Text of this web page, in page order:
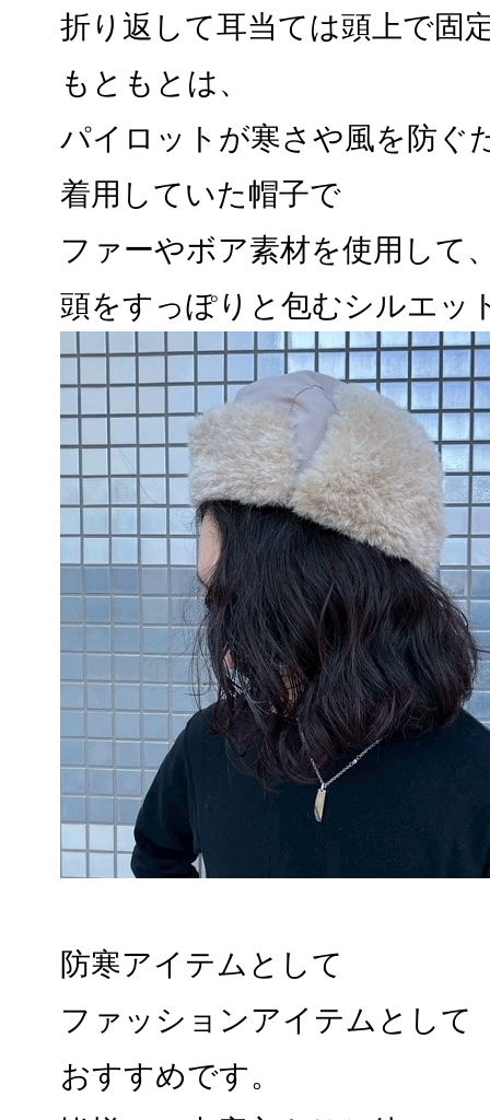
折り返して耳当ては頭上で固
もともとは、
パイロットが寒さや風を防ぐ
着用していた帽子で
ファーやボア素材を使用して
頭をすっぽりと包むシルエッ
防寒アイテムとして
ファッションアイテムとして
おすすめです。